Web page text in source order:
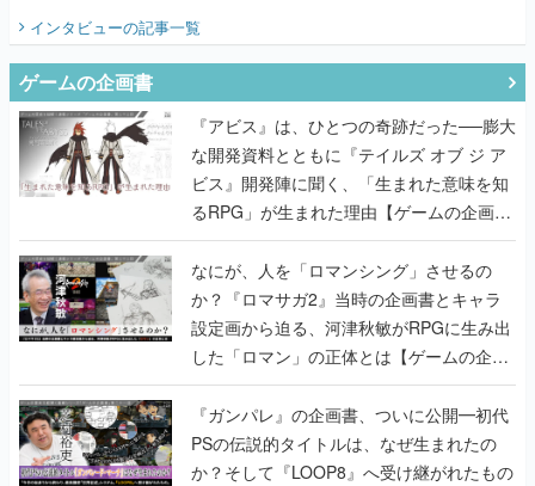
てみた
インタビューの記事一覧
ゲームの企画書
『アビス』は、ひとつの奇跡だった──膨大
な開発資料とともに『テイルズ オブ ジ ア
ビス』開発陣に聞く、「生まれた意味を知
るRPG」が生まれた理由【ゲームの企画
書】
なにが、人を「ロマンシング」させるの
か？『ロマサガ2』当時の企画書とキャラ
設定画から迫る、河津秋敏がRPGに生み出
した「ロマン」の正体とは【ゲームの企画
書】
『ガンパレ』の企画書、ついに公開━初代
PSの伝説的タイトルは、なぜ生まれたの
か？そして『LOOP8』へ受け継がれたもの